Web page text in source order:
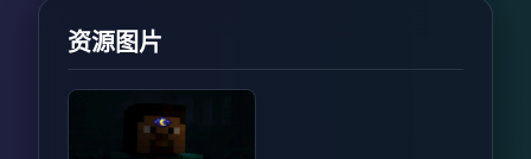
资源图片